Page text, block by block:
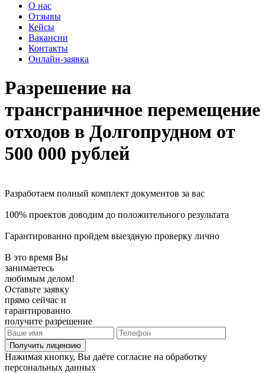
О нас
Отзывы
Кейсы
Вакансии
Контакты
Онлайн-заявка
Разрешение на
трансграничное перемещение
отходов в Долгопрудном от
500 000 рублей
Разработаем полный комплект документов за вас
100% проектов доводим до положительного результата
Гарантированно пройдем выездную проверку лично
В это время Вы
занимаетесь
любимым делом!
Оставьте заявку
прямо сейчас и
гарантированно
получите разрешение
Получить лицензию
Нажимая кнопку, Вы даёте согласие на обработку
персональных данных